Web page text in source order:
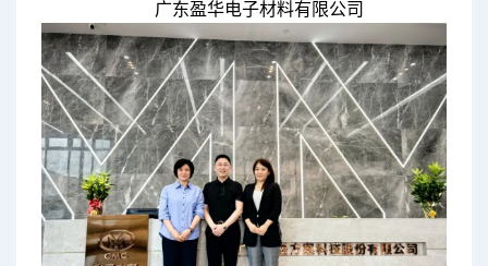
广东盈华电子材料有限公司